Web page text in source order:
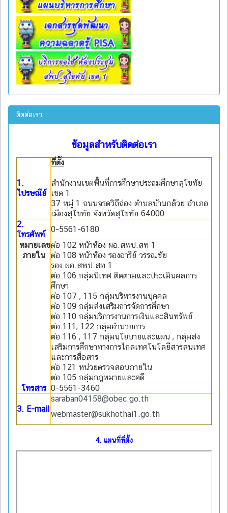
ติดต่อเรา
ข้อมูลสำหรับติดต่อเรา
1.
ไปรษณีย์
ที่ตั้ง
สำนักงานเขตพื้นที่การศึกษาประถมศึกษาสุโขทัย
เขต 1
37 หมู่ 1 ถนนจรดวิถีถ่อง ตำบลบ้านกล้วย อำเภอ
เมืองสุโขทัย จังหวัดสุโขทัย 64000
2.
โทรศัพท์
0-5561-6180
หมายเลข
ภายใน
ต่อ 102 หน้าห้อง ผอ.สพป.สท 1
ต่อ 108 หน้าห้อง รองอารีย์ วรรณชัย
รอง.ผอ.สพป.สท 1
ต่อ 106 กลุ่มนิเทศ ติดตามและประเมินผลการ
ศึกษา
ต่อ 107 , 115 กลุ่มบริหารงานบุคคล
ต่อ 109 กลุ่มส่งเสริมการจัดการศึกษา
ต่อ 110 กลุ่มบริการงานการเงินและสินทรัพย์
ต่อ 111, 122 กลุุ่มอำนวยการ
ต่อ 116 , 117 กลุ่มนโยบายและแผน , กลุ่มส่ง
เสริมการศึกษาทางการไกลเทคโนโลยีสารสนเทศ
และการสื่อสาร
ต่อ 121 หน่วยตรวจสอบภายใน
ต่อ 105 กลุ่มกฎหมายและคดี
โทรสาร 0-5561-3460
3. E-mail
saraban04158@obec.go.th
webmaster@sukhothai1.go.th
4. แผนที่ที่ตั้ง